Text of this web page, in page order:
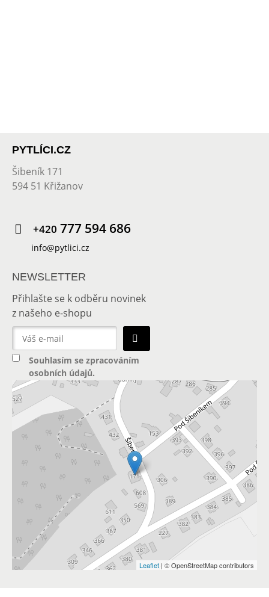
PYTLÍCI.CZ
Šibeník 171
594 51 Křižanov
+420 777 594 686
info@pytlici.cz
Leaflet | © OpenStreetMap contributors
NEWSLETTER
Přihlašte se k odběru novinek
z našeho e-shopu
Souhlasím se zpracováním
osobních údajů.